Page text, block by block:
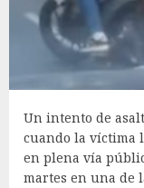
Un intento de
cuando la víctima
en plena vía
martes en una de